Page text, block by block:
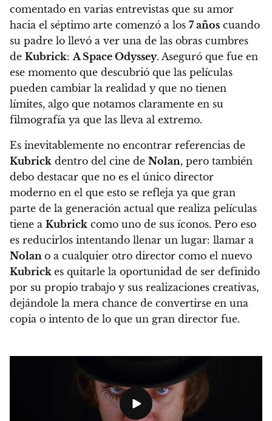
comentado en varias entrevistas que su amor
hacia el séptimo arte comenzó a los 7 años cuando
su padre lo llevó a ver una de las obras cumbres
de Kubrick: A Space Odyssey. Aseguró que fue en
ese momento que descubrió que las películas
pueden cambiar la realidad y que no tienen
límites, algo que notamos claramente en su
filmografía ya que las lleva al extremo.
Es inevitablemente no encontrar referencias de
Kubrick dentro del cine de Nolan, pero también
debo destacar que no es el único director
moderno en el que esto se refleja ya que gran
parte de la generación actual que realiza películas
tiene a Kubrick como uno de sus íconos. Pero eso
es reducirlos intentando llenar un lugar: llamar a
Nolan o a cualquier otro director como el nuevo
Kubrick es quitarle la oportunidad de ser definido
por su propio trabajo y sus realizaciones creativas,
dejándole la mera chance de convertirse en una
copia o intento de lo que un gran director fue.